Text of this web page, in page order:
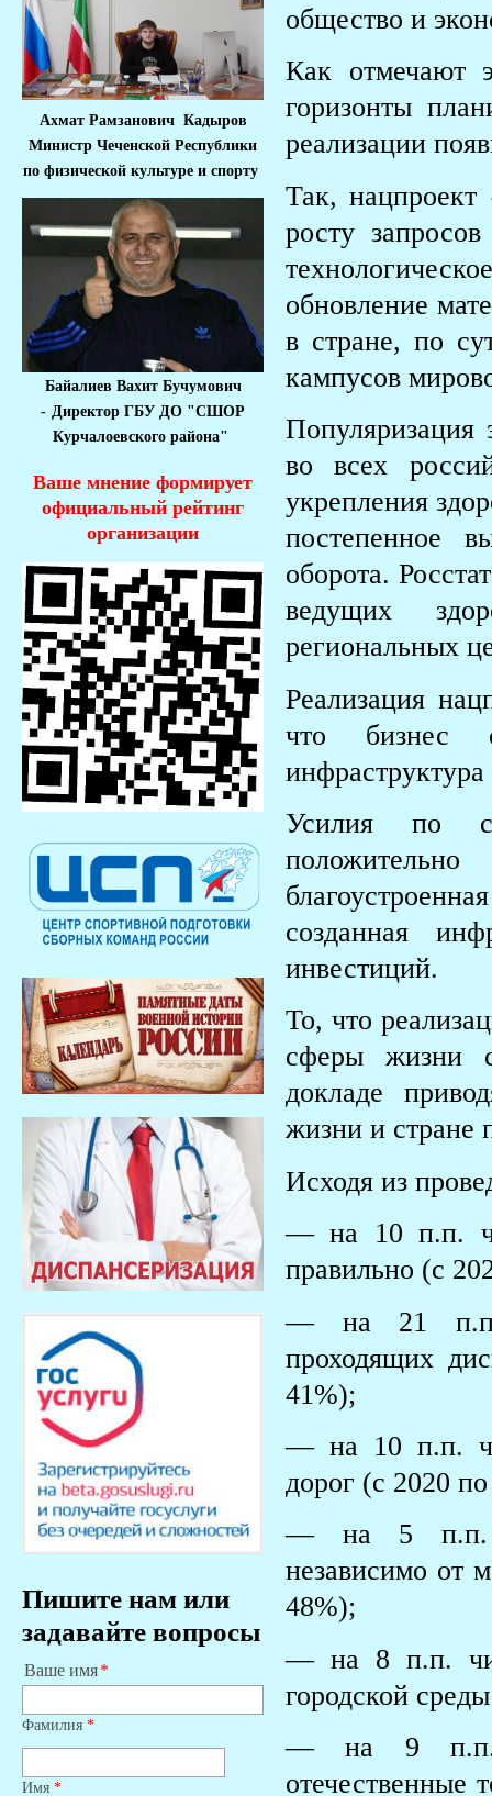
Ахмат Рамзанович Кадыров
Министр Чеченской Республики
по физической культуре и спорту
Байалиев Вахит Бучумович
- Директор ГБУ ДО "СШОР
Курчалоевского района"
Ваше мнение формирует
официальный рейтинг
организации
Пишите нам или
задавайте вопросы
Ваше имя
Фамилия *
Имя *
общество и
Как отмечают
горизонты
реализации
Так, нацпроект
росту
обновление
в стране, по
кампусов
Популяризация
во всех
укрепления
постепенное
оборота.
ведущих
региональных
Реализация
что бизнес
Усилия по
созданная
инвестиций.
То, что
сферы жизни
докладе
жизни и стране
Исходя из
— на 10 п.п.
правильно (с
— на 21 п.п.
проходящих
41%);
— на 10 п.п.
дорог (с 2020
— на 5 п.п.
независимо от
48%);
— на 8 п.п.
городской
— на 9 п.п.
отечественные